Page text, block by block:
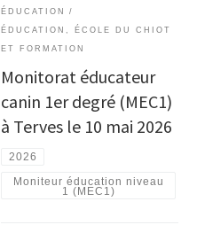
ÉDUCATION
ÉDUCATION, ÉCOLE DU CHIOT
ET FORMATION
Monitorat éducateur
canin 1er degré (MEC1)
à Terves le 10 mai 2026
2026
Moniteur éducation niveau
1 (MEC1)